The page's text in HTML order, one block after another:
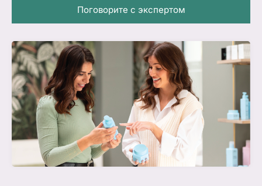
Поговорите с экспертом